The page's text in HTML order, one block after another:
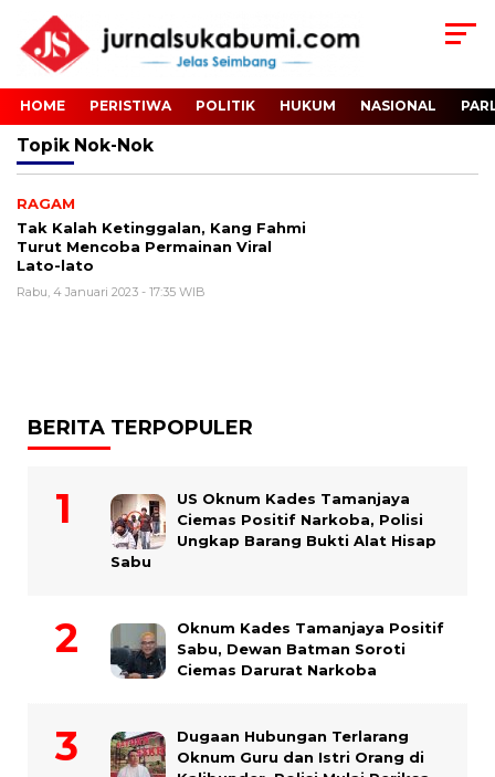
HOME PERISTIWA POLITIK HUKUM NASIONAL
Topik Nok-Nok
RAGAM
Tak Kalah Ketinggalan, Kang Fahmi
Turut Mencoba Permainan Viral
Lato-lato
Rabu, 4 Januari 2023 - 17:35 WIB
BERITA TERPOPULER
US Oknum Kades Tamanjaya
Ciemas Positif Narkoba, Polisi
Ungkap Barang Bukti Alat Hisap
Sabu
Oknum Kades Tamanjaya Positif
Sabu, Dewan Batman Soroti
Ciemas Darurat Narkoba
Dugaan Hubungan Terlarang
Oknum Guru dan Istri Orang di